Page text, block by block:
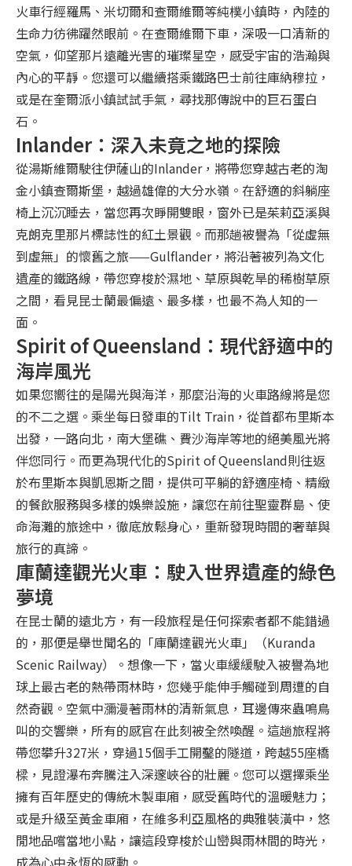
火車行經羅馬、米切爾和查爾維爾等純樸小鎮時，內陸的
生命力彷彿躍然眼前。在查爾維爾下車，深吸一口清新的
空氣，仰望那片遠離光害的璀璨星空，感受宇宙的浩瀚與
內心的平靜。您還可以繼續搭乘鐵路巴士前往庫納穆拉，
或是在奎爾派小鎮試試手氣，尋找那傳說中的巨石蛋白
石。
Inlander：深入未竟之地的探險
從湯斯維爾駛往伊薩山的Inlander，將帶您穿越古老的淘
金小鎮查爾斯堡，越過雄偉的大分水嶺。在舒適的斜躺座
椅上沉沉睡去，當您再次睜開雙眼，窗外已是茱莉亞溪與
克朗克里那片標誌性的紅土景觀。而那趟被譽為「從虛無
到虛無」的懷舊之旅——Gulflander，將沿著被列為文化
遺產的鐵路線，帶您穿梭於濕地、草原與乾旱的稀樹草原
之間，看見昆士蘭最偏遠、最多樣，也最不為人知的一
面。
Spirit of Queensland：現代舒適中的
海岸風光
如果您嚮往的是陽光與海洋，那麼沿海的火車路線將是您
的不二之選。乘坐每日發車的Tilt Train，從首都布里斯本
出發，一路向北，南大堡礁、費沙海岸等地的絕美風光將
伴您同行。而更為現代化的Spirit of Queensland則往返
於布里斯本與凱恩斯之間，提供可平躺的舒適座椅、精緻
的餐飲服務與多樣的娛樂設施，讓您在前往聖靈群島、使
命海灘的旅途中，徹底放鬆身心，重新發現時間的奢華與
旅行的真諦。
庫蘭達觀光火車：駛入世界遺產的綠色
夢境
在昆士蘭的遠北方，有一段旅程是任何探索者都不能錯過
的，那便是舉世聞名的「庫蘭達觀光火車」（Kuranda
Scenic Railway）。想像一下，當火車緩緩駛入被譽為地
球上最古老的熱帶雨林時，您幾乎能伸手觸碰到周遭的自
然奇觀。空氣中瀰漫著雨林的清新氣息，耳邊傳來蟲鳴鳥
叫的交響樂，所有的感官在此刻被全然喚醒。這趟旅程將
帶您攀升327米，穿過15個手工開鑿的隧道，跨越55座橋
樑，見證瀑布奔騰注入深邃峽谷的壯麗。您可以選擇乘坐
擁有百年歷史的傳統木製車廂，感受舊時代的溫暖魅力；
或是升級至黃金車廂，在維多利亞風格的典雅裝潢中，悠
閒地品嚐當地小點，讓這段穿梭於山巒與雨林間的時光，
成為心中永恆的感動。